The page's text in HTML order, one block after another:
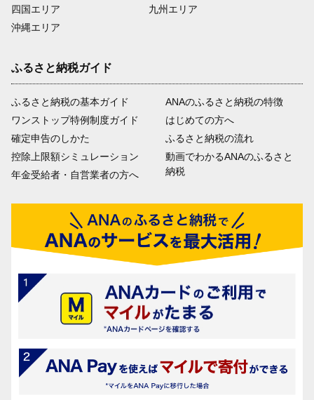
四国エリア
沖縄エリア
九州エリア
ふるさと納税ガイド
ふるさと納税の基本ガイド
ワンストップ特例制度ガイド
確定申告のしかた
控除上限額シミュレーション
年金受給者・自営業者の方へ
ANAのふるさと納税の特徴
はじめての方へ
ふるさと納税の流れ
動画でわかるANAのふるさと
納税